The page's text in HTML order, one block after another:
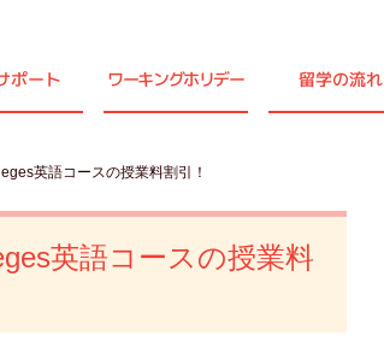
ポート ワーキングホリデー 留学の流れ
英語コースの授業料割引！
英語コースの授業料